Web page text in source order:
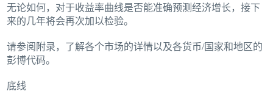
无论如何，对于收益率曲线是否能准确预测经济增长，接下
来的几年将会再次加以检验。
请参阅附录，了解各个市场的详情以及各货币/国家和地区的
彭博代码。
底线